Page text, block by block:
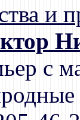
и
с